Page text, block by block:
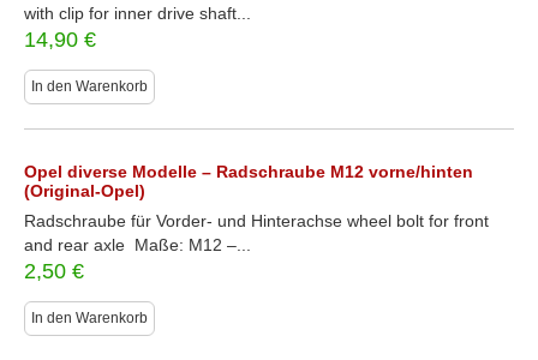
with clip for inner drive shaft...
14,90 €
In den Warenkorb
Opel diverse Modelle – Radschraube M12 vorne/hinten
(Original-Opel)
Radschraube für Vorder- und Hinterachse wheel bolt for front
and rear axle Maße: M12 –...
2,50 €
In den Warenkorb